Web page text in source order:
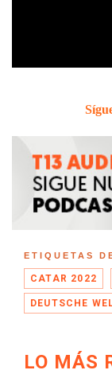
ETIQUETAS
CATAR 2022
DEUTSCHE
LO MÁS